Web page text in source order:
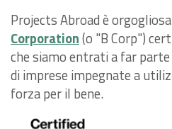
Projects Abroad è
Corporation(o "B Corp")
che siamo entrati a far
di imprese impegnate a
forza per il bene.